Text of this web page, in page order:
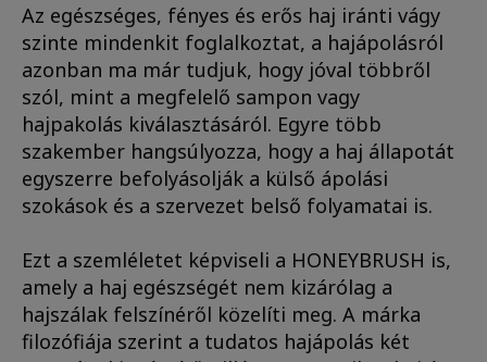
Az egészséges, fényes és erős haj iránti vágy
szinte mindenkit foglalkoztat, a hajápolásról
azonban ma már tudjuk, hogy jóval többről
szól, mint a megfelelő sampon vagy
hajpakolás kiválasztásáról. Egyre több
szakember hangsúlyozza, hogy a haj állapotát
egyszerre befolyásolják a külső ápolási
szokások és a szervezet belső folyamatai is.
Ezt a szemléletet képviseli a HONEYBRUSH is,
amely a haj egészségét nem kizárólag a
hajszálak felszínéről közelíti meg. A márka
filozófiája szerint a tudatos hajápolás két